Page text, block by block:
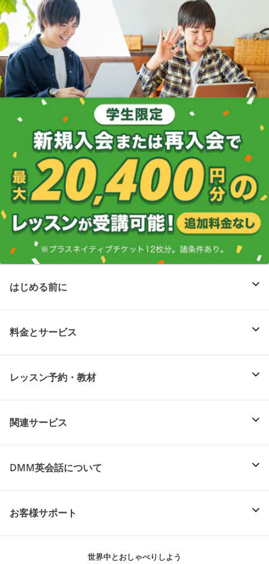
はじめる前に
料金とサービス
レッスン予約・教材
関連サービス
DMM英会話について
お客様サポート
世界中とおしゃべりしよう